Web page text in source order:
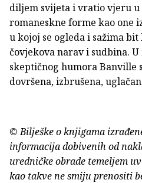
diljem svijeta i vratio vjeru u
romaneskne forme kao one
u kojoj se ogleda i sažima
čovjekova narav i sudbina.
skeptičnog humora Banville
dovršena, izbrušena,
© Bilješke o knjigama
informacija dobivenih od
uredničke obrade temeljem
kao takve ne smiju prenositi